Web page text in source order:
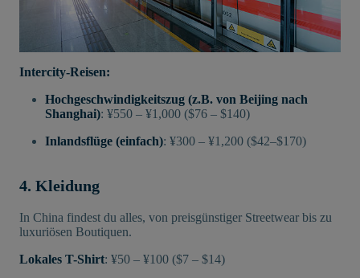
Intercity-Reisen:
Hochgeschwindigkeitszug (z.B. von Beijing nach
Shanghai): ¥550 – ¥1,000 ($76 – $140)
Inlandsflüge (einfach): ¥300 – ¥1,200 ($42–$170)
4. Kleidung
In China findest du alles, von preisgünstiger Streetwear bis zu
luxuriösen Boutiquen.
Lokales T-Shirt: ¥50 – ¥100 ($7 – $14)